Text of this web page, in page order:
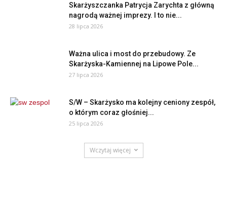
Skarżyszczanka Patrycja Zarychta z główną
nagrodą ważnej imprezy. I to nie...
28 lipca 2026
Ważna ulica i most do przebudowy. Ze
Skarżyska-Kamiennej na Lipowe Pole...
27 lipca 2026
S/W – Skarżysko ma kolejny ceniony zespół,
o którym coraz głośniej...
25 lipca 2026
Wczytaj więcej